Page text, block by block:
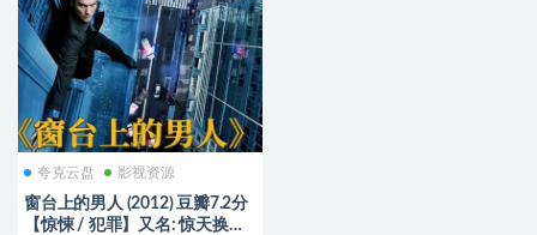
夸克云盘 影视资源
窗台上的男人 (2012) 豆瓣7.2分
【惊悚 / 犯罪】又名: 惊天换日